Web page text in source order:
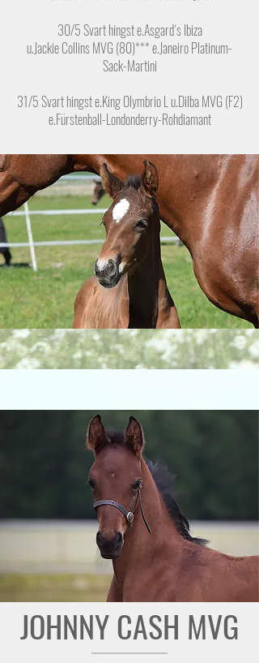
30/5 Svart hingst e.Asgard´s Ibiza
u.Jackie Collins MVG (80)*** e.Janeiro Platinum-
Sack-Martini
31/5 Svart hingst e.King Olymbrio L u.Dilba MVG (F2)
e.Fürstenball-Londonderry-Rohdiamant
JOHNNY CASH MVG